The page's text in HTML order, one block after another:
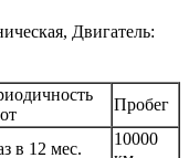
Двигатель:
Пробег
в 12 мес.
10000